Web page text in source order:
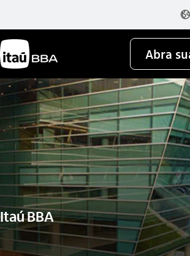
globo_outline
Abra
Itaú BBA